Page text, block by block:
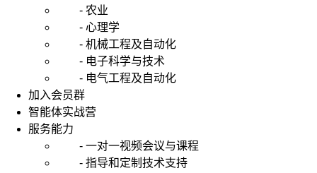
- 农业
- 心理学
- 机械工程及自动化
- 电子科学与技术
- 电气工程及自动化
加入会员群
智能体实战营
服务能力
- 一对一视频会议与课程
- 指导和定制技术支持